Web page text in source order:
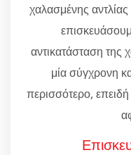
χαλασμένης
αντικατάσταση της
μία σύγχρονη
περισσότερο,